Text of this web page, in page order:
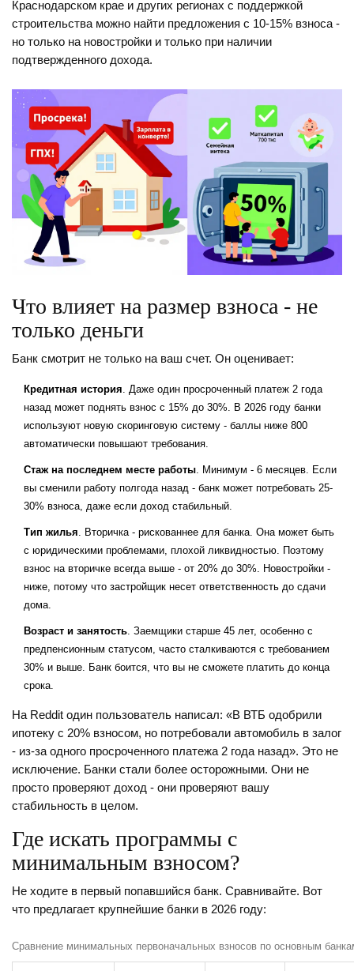
Краснодарском крае и других регионах с поддержкой
строительства можно найти предложения с 10-15% взноса -
но только на новостройки и только при наличии
подтвержденного дохода.
Что влияет на размер взноса - не
только деньги
Банк смотрит не только на ваш счет. Он оценивает:
Кредитная история. Даже один просроченный платеж 2 года
назад может поднять взнос с 15% до 30%. В 2026 году банки
используют новую скоринговую систему - баллы ниже 800
автоматически повышают требования.
Стаж на последнем месте работы. Минимум - 6 месяцев. Если
вы сменили работу полгода назад - банк может потребовать 25-
30% взноса, даже если доход стабильный.
Тип жилья. Вторичка - рискованнее для банка. Она может быть
с юридическими проблемами, плохой ликвидностью. Поэтому
взнос на вторичке всегда выше - от 20% до 30%. Новостройки -
ниже, потому что застройщик несет ответственность до сдачи
дома.
Возраст и занятость. Заемщики старше 45 лет, особенно с
предпенсионным статусом, часто сталкиваются с требованием
30% и выше. Банк боится, что вы не сможете платить до конца
срока.
На Reddit один пользователь написал: «В ВТБ одобрили
ипотеку с 20% взносом, но потребовали автомобиль в залог
- из-за одного просроченного платежа 2 года назад». Это не
исключение. Банки стали более осторожными. Они не
просто проверяют доход - они проверяют вашу
стабильность в целом.
Где искать программы с
минимальным взносом?
Не ходите в первый попавшийся банк. Сравнивайте. Вот
что предлагает крупнейшие банки в 2026 году:
Сравнение минимальных первоначальных взносов по основным